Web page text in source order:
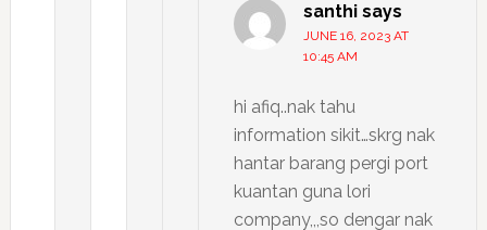
santhi says
JUNE 16, 2023 AT
10:45 AM
hi afiq..nak tahu
information sikit…skrg nak
hantar barang pergi port
kuantan guna lori
company,,,so dengar nak